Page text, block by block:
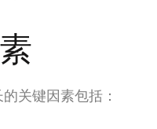
关键因素包括：